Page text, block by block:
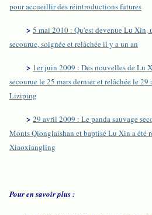
pour accueillir des réintroductions futures
> 5 mai 2010 : Qu'est devenue Lu Xin,
secourue, soignée et relâchée il y a un an
> 1er juin 2009 : Des nouvelles de Lu
secourue le 25 mars dernier et relâchée le
Liziping
> 29 avril 2009 : Le panda sauvage
Monts Qionglaishan et baptisé Lu Xin a été
Xiaoxiangling
Pour en savoir plus :